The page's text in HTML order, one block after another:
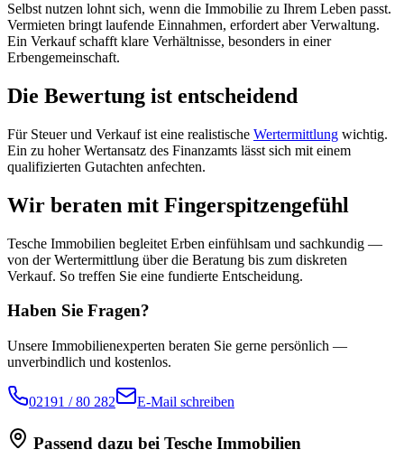
Selbst nutzen lohnt sich, wenn die Immobilie zu Ihrem Leben passt.
Vermieten bringt laufende Einnahmen, erfordert aber Verwaltung.
Ein Verkauf schafft klare Verhältnisse, besonders in einer
Erbengemeinschaft.
Die Bewertung ist entscheidend
Für Steuer und Verkauf ist eine realistische Wertermittlung wichtig.
Ein zu hoher Wertansatz des Finanzamts lässt sich mit einem
qualifizierten Gutachten anfechten.
Wir beraten mit Fingerspitzengefühl
Tesche Immobilien begleitet Erben einfühlsam und sachkundig —
von der Wertermittlung über die Beratung bis zum diskreten
Verkauf. So treffen Sie eine fundierte Entscheidung.
Haben Sie Fragen?
Unsere Immobilienexperten beraten Sie gerne persönlich —
unverbindlich und kostenlos.
02191 / 80 282 E-Mail schreiben
Passend dazu bei Tesche Immobilien